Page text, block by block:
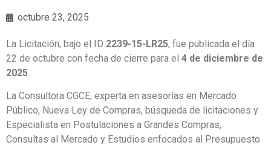
octubre 23, 2025
La Licitación, bajo el ID 2239-15-LR25, fue publicada el día
22 de octubre con fecha de cierre para el 4 de diciembre de
2025.
La Consultora CGCE, experta en asesorías en Mercado
Público, Nueva Ley de Compras, búsqueda de licitaciones y
Especialista en Postulaciones a Grandes Compras,
Consultas al Mercado y Estudios enfocados al Presupuesto